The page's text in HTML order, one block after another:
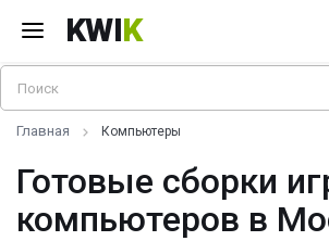
KWIK
Главная Компьютеры
Готовые сборки
компьютеров в